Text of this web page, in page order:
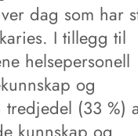
dag som har
I tillegg til
helsepersonell
og
tredjedel (33 %)
kunnskap og